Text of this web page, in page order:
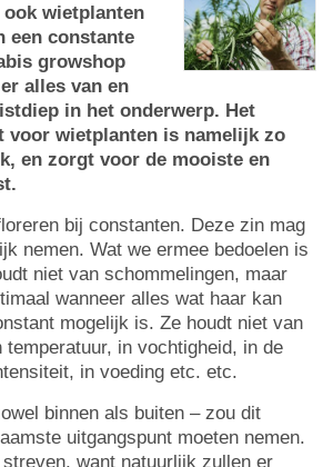
wietplanten
een constante
growshop
alles van en
in het onderwerp. Het
wietplanten is namelijk zo
en zorgt voor de mooiste en
bij constanten. Deze zin mag
nemen. Wat we ermee bedoelen is
niet van schommelingen, maar
wanneer alles wat haar kan
mogelijk is. Ze houdt niet van
temperatuur, in vochtigheid, in de
in voeding etc. etc.
binnen als buiten – zou dit
uitgangspunt moeten nemen.
want natuurlijk zullen er